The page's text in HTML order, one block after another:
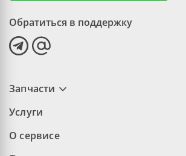
Обратиться в поддержку
Запчасти
Услуги
О сервисе